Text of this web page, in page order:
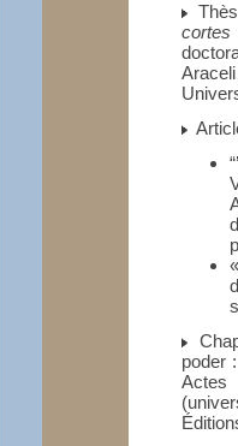
«
poder
Actes